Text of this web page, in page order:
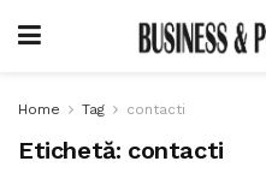
Home Tag contacti
Etichetă: contacti